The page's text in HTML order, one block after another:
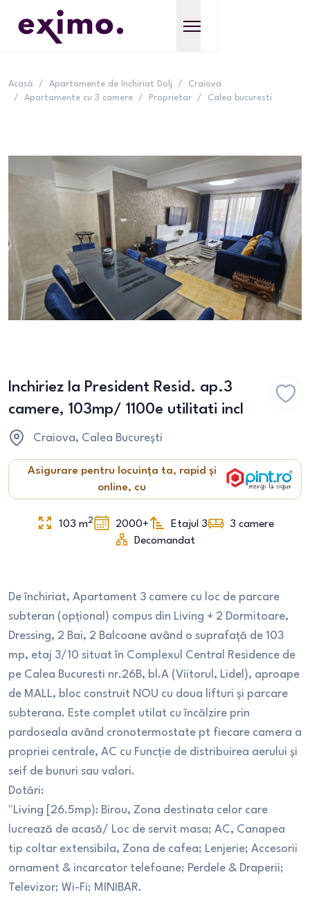
Acasă / Apartamente de închiriat Dolj /
Craiova
/
Apartamente cu 3 camere / Proprietar / Calea bucuresti
Inchiriez la President Resid. ap.3
camere, 103mp/ 1100e utilitati incl
Craiova, Calea București
Asigurare pentru locuința ta, rapid și
online, cu
103 m2 2000+ Etajul 3 3 camere
Decomandat
De închiriat, Apartament 3 camere cu loc de parcare
subteran (opțional) compus din Living + 2 Dormitoare,
Dressing, 2 Bai, 2 Balcoane având o suprafață de 103
mp, etaj 3/10 situat în Complexul Central Residence de
pe Calea Bucuresti nr.26B, bl.A (Viitorul, Lidel), aproape
de MALL, bloc construit NOU cu doua lifturi și parcare
subterana. Este complet utilat cu încălzire prin
pardoseala având cronotermostate pt fiecare camera a
propriei centrale, AC cu Funcție de distribuirea aerului și
seif de bunuri sau valori.
Dotări:
"Living [26.5mp): Birou, Zona destinata celor care
lucrează de acasă/ Loc de servit masa; AC, Canapea
tip coltar extensibila, Zona de cafea; Lenjerie; Accesorii
ornament & incarcator telefoane; Perdele & Draperii;
Televizor; Wi-Fi; MINIBAR.